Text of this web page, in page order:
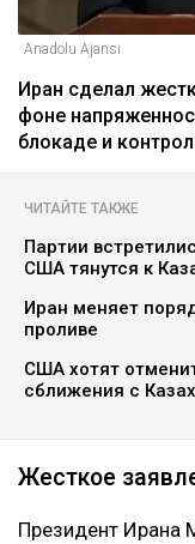
Anadolu Ajansı
Иран сделал
фоне
блокаде и
ЧИТАЙТЕ ТАКЖЕ
Партии
США тянутся к
Иран меняет
проливе
США хотят
сближения с
Жесткое
Президент Ирана